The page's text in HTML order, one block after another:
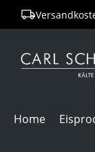
Zur
Home